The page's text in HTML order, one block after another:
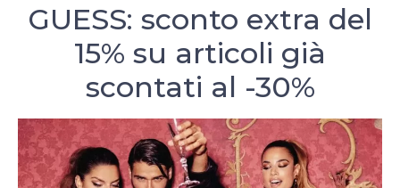
GUESS: sconto extra del
15% su articoli già
scontati al -30%